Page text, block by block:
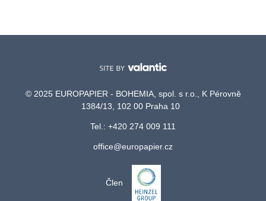
© 2025 EUROPAPIER - BOHEMIA, spol. s r.o., K Pérovně
1384/13, 102 00 Praha 10
Tel.: +420 274 009 111
office@europapier.cz
Člen